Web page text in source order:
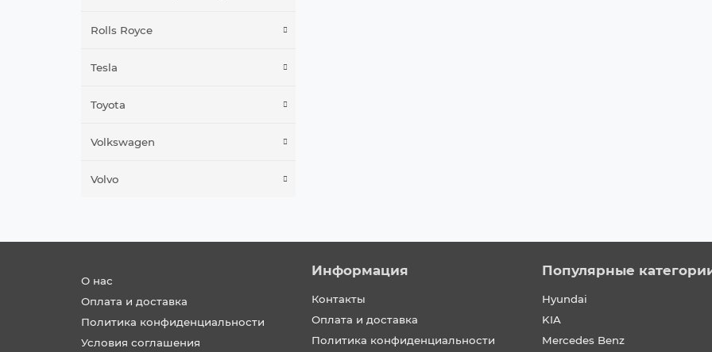
Rolls Royce
Tesla
Toyota
Volkswagen
Volvo
О нас
Оплата и доставка
Политика конфиденциальности
Условия соглашения
Информация
Контакты
Оплата и доставка
Политика конфиденциальности
Популярные
Hyundai
KIA
Mercedes Benz